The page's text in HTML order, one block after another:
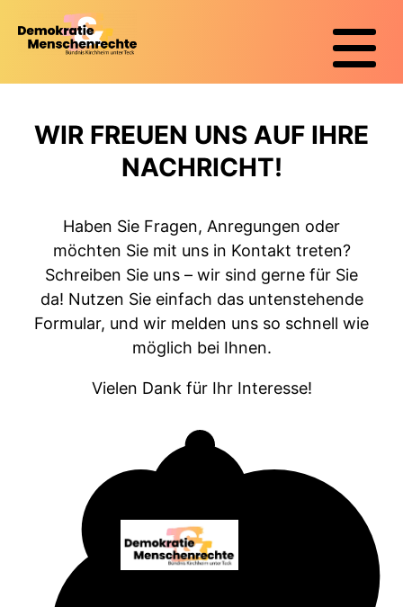
WIR FREUEN UNS AUF IHRE
NACHRICHT!
Haben Sie Fragen, Anregungen oder
möchten Sie mit uns in Kontakt treten?
Schreiben Sie uns – wir sind gerne für Sie
da! Nutzen Sie einfach das untenstehende
Formular, und wir melden uns so schnell wie
möglich bei Ihnen.
Vielen Dank für Ihr Interesse!